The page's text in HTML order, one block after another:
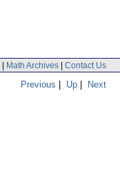
| Math Archives | Contact Us
Previous | Up | Next